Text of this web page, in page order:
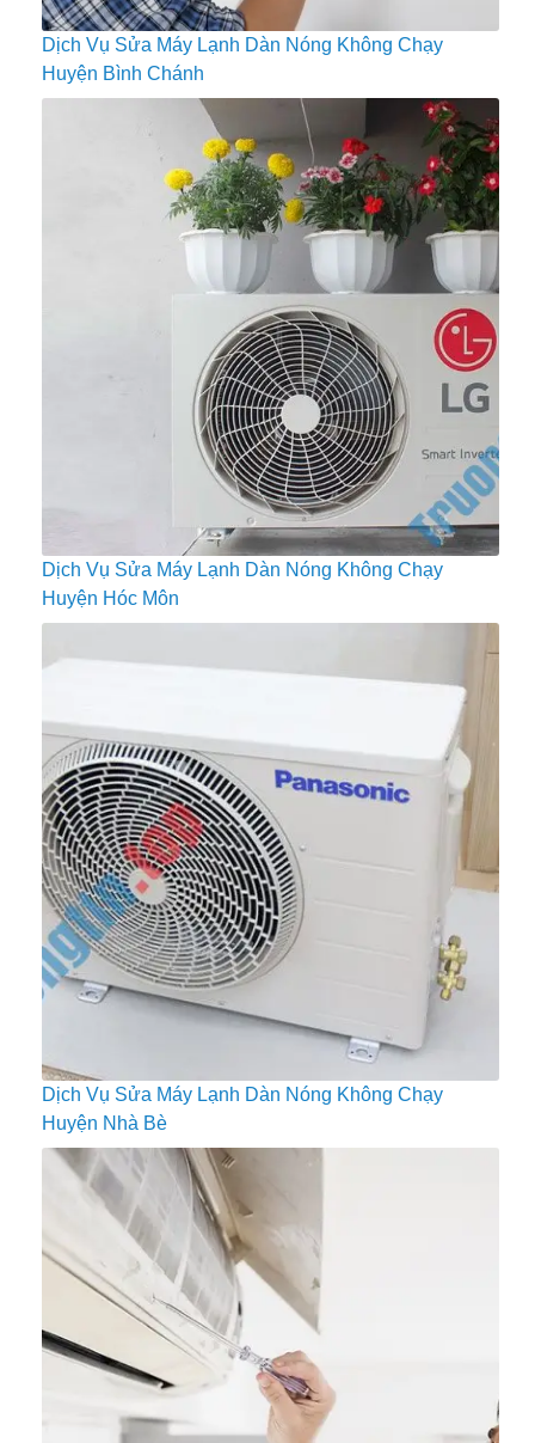
Dịch Vụ Sửa Máy Lạnh Dàn Nóng Không Chạy
Huyện Bình Chánh
Dịch Vụ Sửa Máy Lạnh Dàn Nóng Không Chạy
Huyện Hóc Môn
Dịch Vụ Sửa Máy Lạnh Dàn Nóng Không Chạy
Huyện Nhà Bè